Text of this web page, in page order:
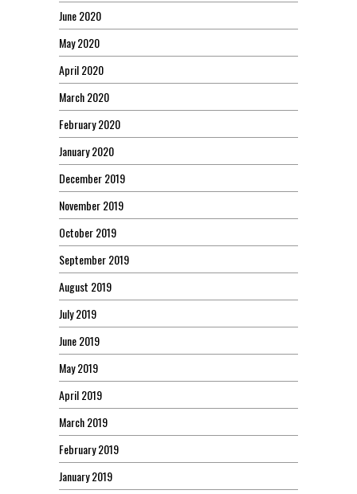
June 2020
May 2020
April 2020
March 2020
February 2020
January 2020
December 2019
November 2019
October 2019
September 2019
August 2019
July 2019
June 2019
May 2019
April 2019
March 2019
February 2019
January 2019